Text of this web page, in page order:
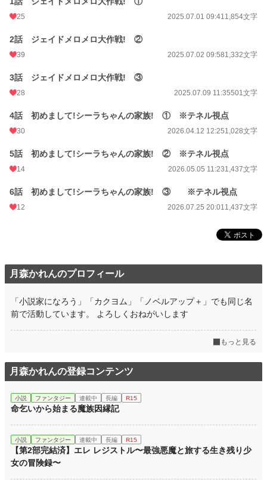
25 2025.07.01 09:411,854文字
2話 ジェイドメロメロ大作戦! ②
39 2025.07.02 09:581,332文字
3話 ジェイドメロメロ大作戦! ③
28 2025.07.09 11:35501文字
4話 初めまして!シーラちゃんの家族! ① ※テネル視点
30 2026.04.12 12:251,028文字
5話 初めまして!シーラちゃんの家族! ② ※テネル視点
14 2026.05.05 11:231,437文字
6話 初めまして!シーラちゃんの家族! ③ ※テネル視点
12 2026.07.25 20:011,437文字
月森かれんのプロフィール
「小説家になろう」「カクヨム」「ノベルアップ＋」でも同じ名
前で活動しています。 よろしくおねがいします
もっと見る
月森かれんの登録コンテンツ
小説 ファンタジー 連載中 長編 R15
命乞いから始まる魔族因縁記
小説 ファンタジー 連載中 長編 R15
【第2部完結済】エレ レジストル〜最強悪魔と旅する生き残り少
女の冒険録〜